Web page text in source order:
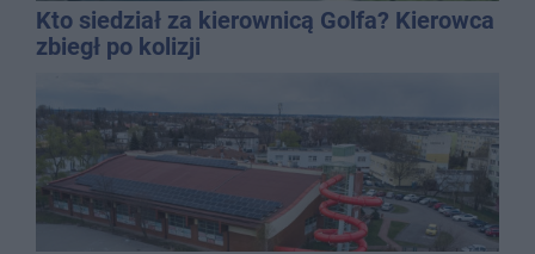
Kto siedział za kierownicą Golfa? Kierowca
zbiegł po kolizji